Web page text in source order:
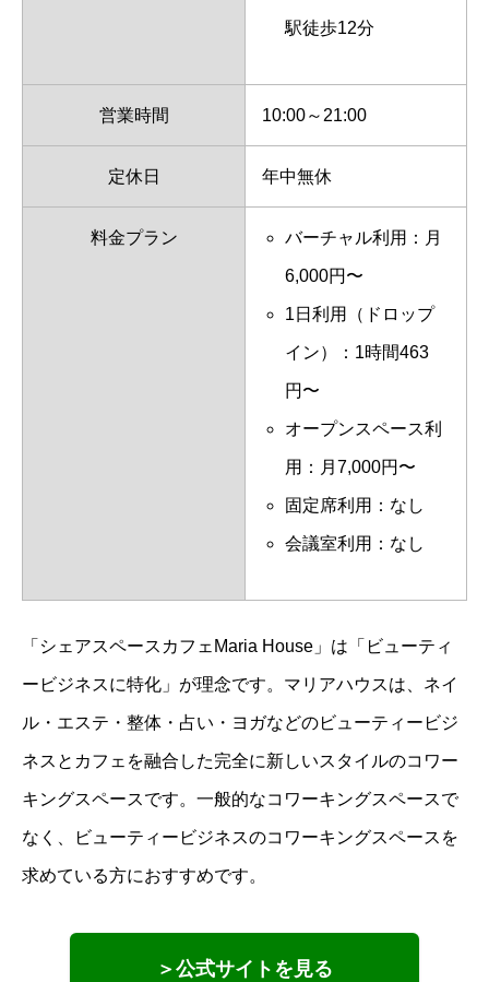
駅徒歩12分
営業時間 10:00～21:00
定休日 年中無休
料金プラン バーチャル利用：月
6,000円〜
1日利用（ドロップ
イン）：1時間463
円〜
オープンスペース利
用：月7,000円〜
固定席利用：なし
会議室利用：なし
「シェアスペースカフェMaria House」は「ビューティ
ービジネスに特化」が理念です。マリアハウスは、ネイ
ル・エステ・整体・占い・ヨガなどのビューティービジ
ネスとカフェを融合した完全に新しいスタイルのコワー
キングスペースです。一般的なコワーキングスペースで
なく、ビューティービジネスのコワーキングスペースを
求めている方におすすめです。
＞公式サイトを見る